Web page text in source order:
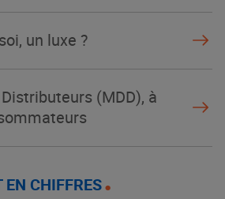
un luxe ?
(MDD), à
CHIFFRES